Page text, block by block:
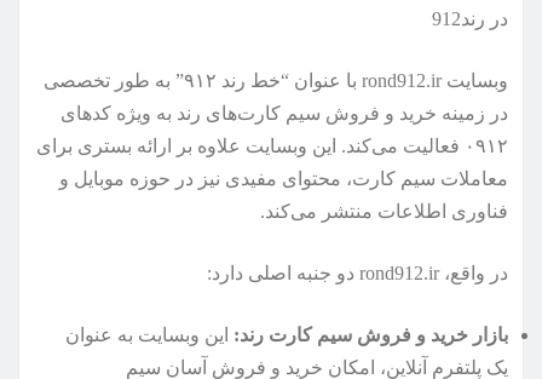
در رند912
وبسایت rond912.ir با عنوان “خط رند ۹۱۲” به طور تخصصی
در زمینه خرید و فروش سیم کارت‌های رند به ویژه کدهای
۰۹۱۲ فعالیت می‌کند. این وبسایت علاوه بر ارائه بستری برای
معاملات سیم کارت، محتوای مفیدی نیز در حوزه موبایل و
فناوری اطلاعات منتشر می‌کند.
در واقع، rond912.ir دو جنبه اصلی دارد:
بازار خرید و فروش سیم کارت رند: این وبسایت به عنوان
یک پلتفرم آنلاین، امکان خرید و فروش آسان سیم